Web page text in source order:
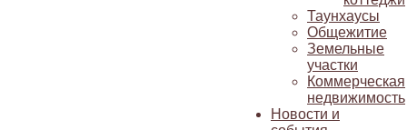
Таунхаусы
Общежитие
Земельные
участки
Коммерческая
недвижимость
Новости и